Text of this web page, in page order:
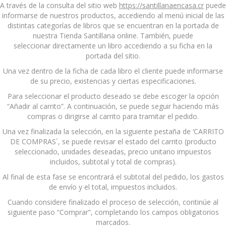
A través de la consulta del sitio web https://santillanaencasa.cr puede
informarse de nuestros productos, accediendo al menú inicial de las
distintas categorías de libros que se encuentran en la portada de
nuestra Tienda Santillana online. También, puede
seleccionar directamente un libro accediendo a su ficha en la
portada del sitio.
Una vez dentro de la ficha de cada libro el cliente puede informarse
de su precio, existencias y ciertas especificaciones.
Para seleccionar el producto deseado se debe escoger la opción
“Añadir al carrito”. A continuación, se puede seguir haciendo más
compras o dirigirse al carrito para tramitar el pedido.
Una vez finalizada la selección, en la siguiente pestaña de ‘CARRITO
DE COMPRAS´, se puede revisar el estado del carrito (producto
seleccionado, unidades deseadas, precio unitario impuestos
incluidos, subtotal y total de compras).
Al final de esta fase se encontrará el subtotal del pedido, los gastos
de envío y el total, impuestos incluidos.
Cuando considere finalizado el proceso de selección, continúe al
siguiente paso “Comprar”, completando los campos obligatorios
marcados.